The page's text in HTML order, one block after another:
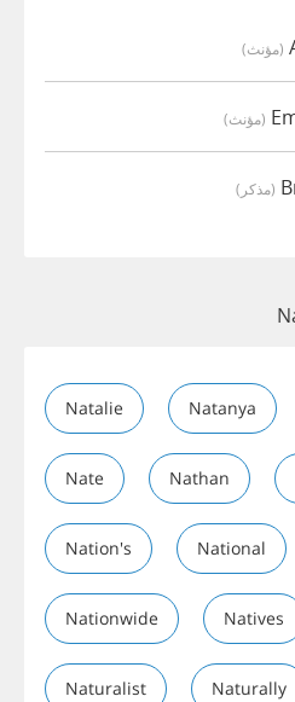
(مؤنث)
(مؤنث)
(مذكر)
Natalie Natanya
Nate Nathan
Nation's National
Nationwide Natives
Naturalist Naturally